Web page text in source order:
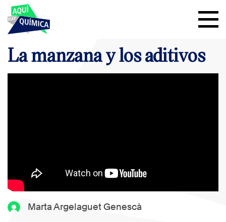
Marta Argelaguet Genescà
La manzana y los aditivos